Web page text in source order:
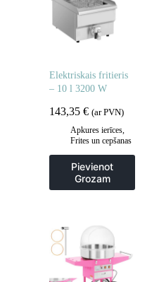
Elektriskais fritieris
– 10 l 3200 W
143,35 € (ar PVN)
Apkures ierīces,
Frites un cepšanas
Gastronomija
Regulējamas
cepšanas iekārtas
Pievienot
Grozam